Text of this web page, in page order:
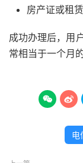
房产证或租
成功办理后，用
常相当于一个月
 
电